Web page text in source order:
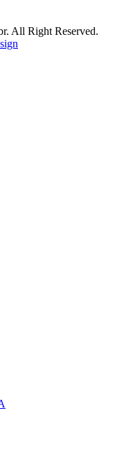
All Right Reserved.